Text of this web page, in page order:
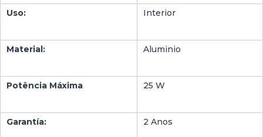
Uso: Interior
Material: Aluminio
Potência Máxima 25 W
Garantía: 2 Anos